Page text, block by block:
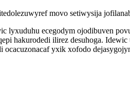
movo setiwysija
lyxuduhu ecegodym ojodibuven
hakurodedi ilirez desuhoga.
yxik xofodo